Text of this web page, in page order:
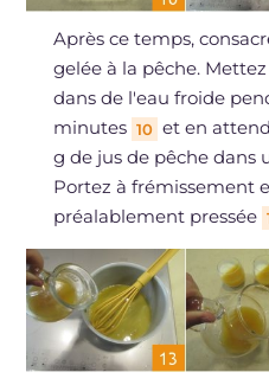
Après ce temps,
gelée à la pêche.
dans de l'eau froide
minutes 10 et en
g de jus de pêche dans
Portez à frémissement
préalablement pressée